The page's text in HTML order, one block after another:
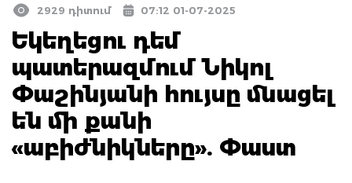
2929 դիտում 07:12 01-07-2025
Եկեղեցու դեմ
պատերազմում Նիկոլ
Փաշինյանի հույսը մնացել
են մի քանի
«աբիժնիկները». Փաստ